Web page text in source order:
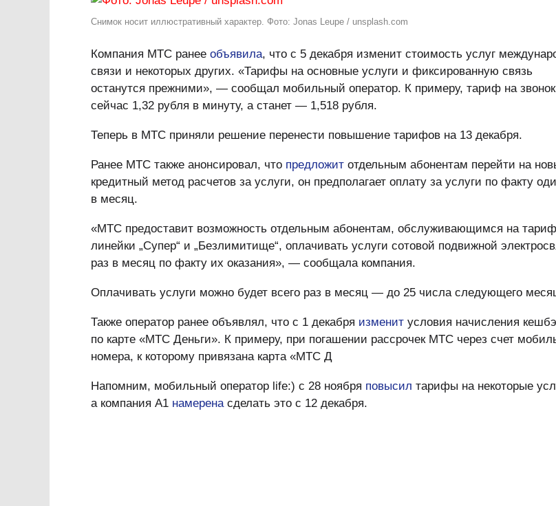
Снимок носит иллюстративный характер. Фото: Jonas Leupe / unsplash.com
Компания МТС ранее объявила, что с 5 декабря изменит стоимость услуг
связи и некоторых других. «Тарифы на основные услуги и фиксированную связь
останутся прежними», — сообщал мобильный оператор. К примеру, тариф на
сейчас 1,32 рубля в минуту, а станет — 1,518 рубля.
Теперь в МТС приняли решение перенести повышение тарифов на 13 декабря.
Ранее МТС также анонсировал, что предложит отдельным абонентам перейти на
кредитный метод расчетов за услуги, он предполагает оплату за услуги по факту
в месяц.
«МТС предоставит возможность отдельным абонентам, обслуживающимся на
линейки „Супер“ и „Безлимитище“, оплачивать услуги сотовой подвижной
раз в месяц по факту их оказания», — сообщала компания.
Оплачивать услуги можно будет всего раз в месяц — до 25 числа следующего
Также оператор ранее объявлял, что с 1 декабря изменит условия начисления
по карте «МТС Деньги». К примеру, при погашении рассрочек МТС через счет
номера, к которому привязана карта «МТС Д
Напомним, мобильный оператор life:) с 28 ноября повысил тарифы на некоторые
а компания А1 намеренасделать это с 12 декабря.